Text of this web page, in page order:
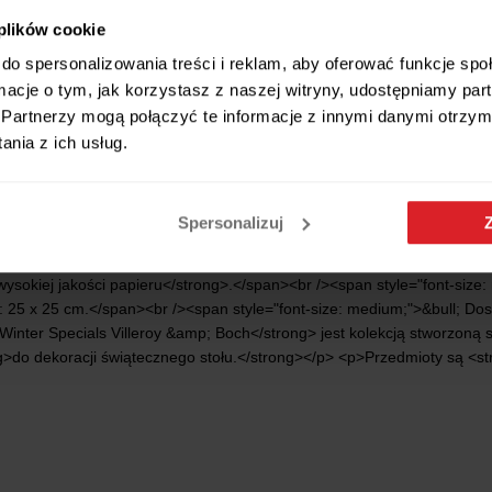
cookie
spersonalizowania treści i reklam, aby oferować funkcje
o tym, jak korzystasz z naszej witryny, udostępniamy
mogą połączyć te informacje z innymi danymi
z ich usług.
Spersonalizuj
Wszystkie wymiary i cechy produktu
serwetki</strong> <strong>Winter Specials Villeroy &amp;
jakości papieru</strong>.</span><br /><span style="font-
x 25 cm.</span><br /><span style="font-size: medium;">&bull;
Specials Villeroy &amp; Boch</strong> jest kolekcją
dekoracji świątecznego stołu.</strong></p> <p>Przedmioty są